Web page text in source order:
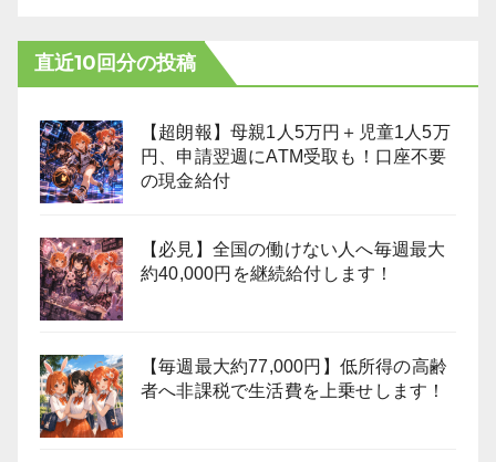
直近10回分の投稿
【超朗報】母親1人5万円＋児童1人5万
円、申請翌週にATM受取も！口座不要
の現金給付
【必見】全国の働けない人へ毎週最大
約40,000円を継続給付します！
【毎週最大約77,000円】低所得の高齢
者へ非課税で生活費を上乗せします！